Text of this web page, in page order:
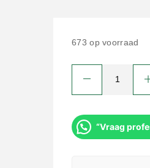
673 op voorraad
“Vraag